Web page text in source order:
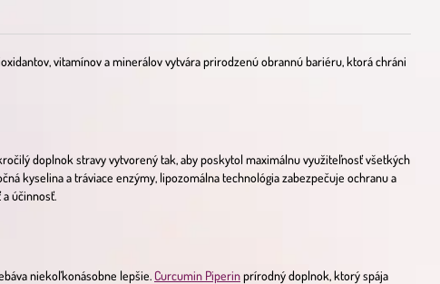
vitamínov a minerálov vytvára prirodzenú obrannú bariéru, ktorá chráni
doplnok stravy vytvorený tak, aby poskytol maximálnu využiteľnosť všetkých
kyselina a tráviace enzýmy, lipozomálna technológia zabezpečuje ochranu a
účinnosť.
niekoľkonásobne lepšie. Curcumin Piperinprírodný doplnok, ktorý spája